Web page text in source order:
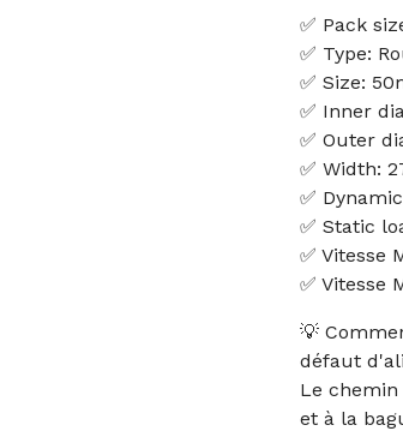
✅ Pack
✅ Type:
✅ Size:
✅ Inner
✅ Outer
✅ Width:
✅
✅ Static
✅ Vitesse
✅ Vitesse
💡
défaut
Le
et à la